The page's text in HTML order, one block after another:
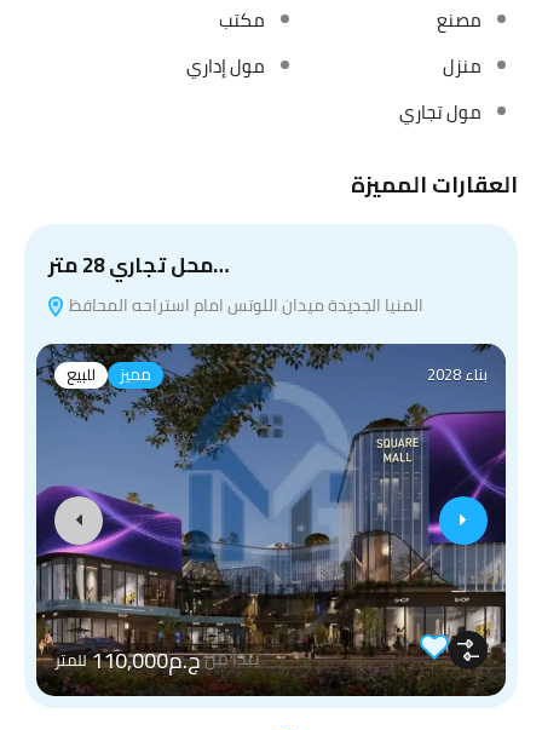
مصنع
مكتب
منزل
مول إداري
مول تجاري
العقارات المميزة
محل تجاري 28 متر…
المنيا الجديدة ميدان اللوتس امام استراحه المحافظ
للبيع مميز بناء 2028
يبدأ منج.م110,000 للمتر